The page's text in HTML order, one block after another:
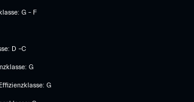
G – F
D –C
G
G